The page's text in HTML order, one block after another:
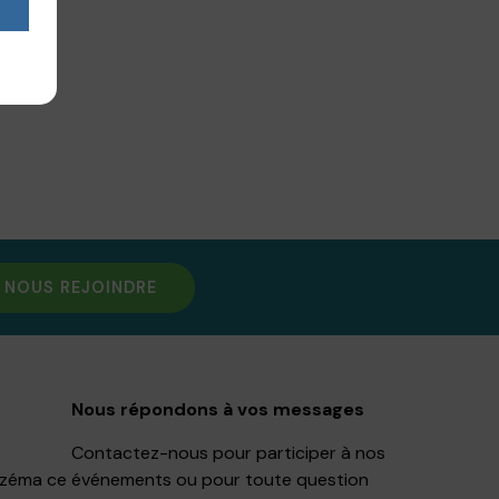
NOUS REJOINDRE
ce
Nous répondons à vos messages
Contactez-nous pour participer à nos
événements ou pour toute question